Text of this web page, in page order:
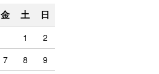
金 土 日
1
2
7 8
9